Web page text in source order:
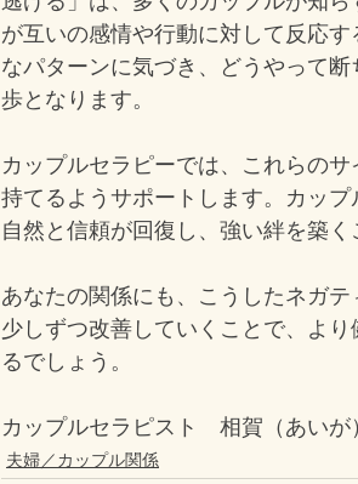
が互いの感情や行動に対して反応
なパターンに気づき、どうやって
歩となります。
カップルセラピーでは、これらの
持てるようサポートします。カッ
自然と信頼が回復し、強い絆を築く
あなたの関係にも、こうしたネガ
少しずつ改善していくことで、よ
るでしょう。
カップルセラピスト　相賀（あいが
夫婦／カップル関係